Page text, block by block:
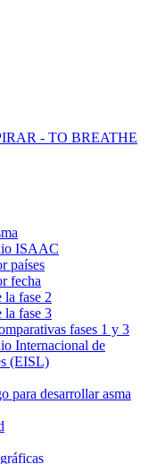
ISAAC
países
fecha
la fase 2
la fase 3
fases 1 y 3
Internacional de
(EISL)
para desarrollar asma